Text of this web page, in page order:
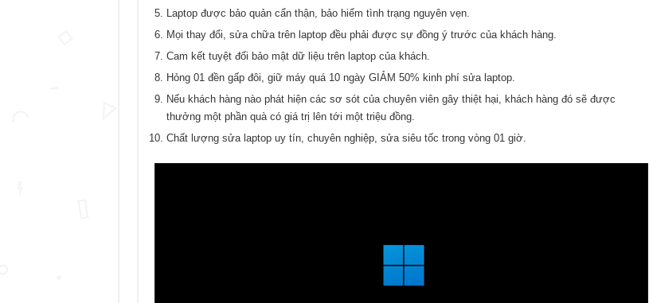
Laptop được bảo quản cẩn thận, bảo hiểm tình trạng nguyên vẹn.
Mọi thay đổi, sửa chữa trên laptop đều phải được sự đồng ý trước của khách hàng.
Cam kết tuyệt đối bảo mật dữ liệu trên laptop của khách.
Hỏng 01 đền gấp đôi, giữ máy quá 10 ngày GIẢM 50% kinh phí sửa laptop.
Nếu khách hàng nào phát hiện các sơ sót của chuyên viên gây thiệt hại, khách hàng đó sẽ được
thưởng một phần quà có giá trị lên tới một triệu đồng.
Chất lượng sửa laptop uy tín, chuyên nghiệp, sửa siêu tốc trong vòng 01 giờ.